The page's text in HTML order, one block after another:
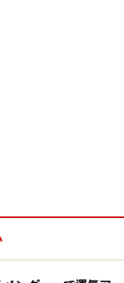
地商工会議所で申